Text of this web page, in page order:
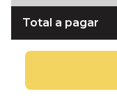
Total a pagar